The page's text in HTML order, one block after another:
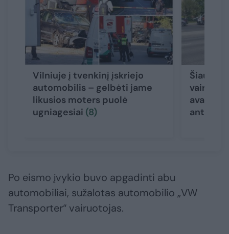
Vilniuje į tvenkinį įskriejo
automobilis – gelbėti jame
likusios moters puolė
ugniagesiai (8)
avariją
ant
Po eismo įvykio buvo apgadinti abu
automobiliai, sužalotas automobilio „VW
Transporter“ vairuotojas.